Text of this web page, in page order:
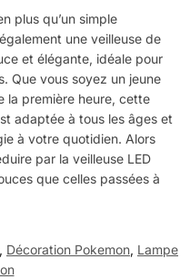
plus qu’un simple
une veilleuse de
et élégante, idéale pour
Que vous soyez un jeune
la première heure, cette
adaptée à tous les âges et
à votre quotidien. Alors
par la veilleuse LED
que celles passées à
, Décoration Pokemon, Lampe